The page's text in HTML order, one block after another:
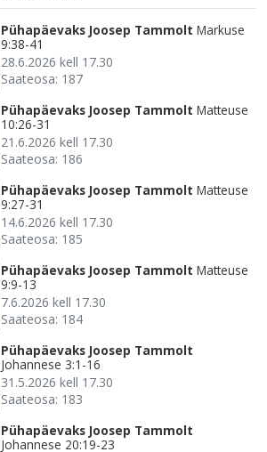
Pühapäevaks Joosep Tammolt Markuse
9:38-41
28.6.2026 kell 17.30
Saateosa: 187
Pühapäevaks Joosep Tammolt Matteuse
10:26-31
21.6.2026 kell 17.30
Saateosa: 186
Pühapäevaks Joosep Tammolt Matteuse
9:27-31
14.6.2026 kell 17.30
Saateosa: 185
Pühapäevaks Joosep Tammolt Matteuse
9:9-13
7.6.2026 kell 17.30
Saateosa: 184
Pühapäevaks Joosep Tammolt
Johannese 3:1-16
31.5.2026 kell 17.30
Saateosa: 183
Pühapäevaks Joosep Tammolt
Johannese 20:19-23